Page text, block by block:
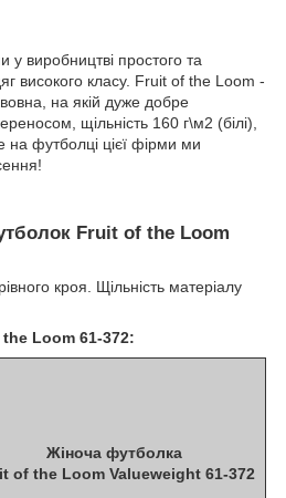
у виробництві простого та
високого класу. Fruit of the Loom -
на якій дуже добре
щільність 160 г\м2 (білі),
футболці цієї фірми ми
Fruit of the Loom
кроя. Щільність матеріалу
Loom 61-372:
Жіноча футболка
of the Loom Valueweight 61-372